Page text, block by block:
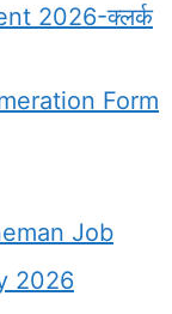
2026-क्लर्क
Form
Job
2026